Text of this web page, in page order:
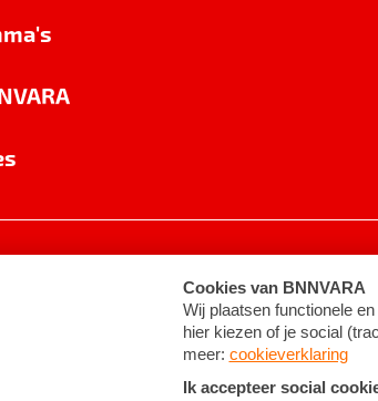
Cookie-instellingen Algemene